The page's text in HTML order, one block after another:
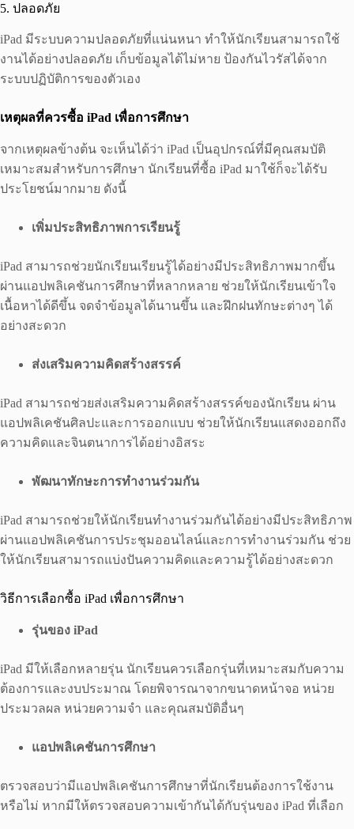
5. ปลอดภัย
iPad มีระบบความปลอดภัยที่แน่นหนา ทำให้นักเรียนสามารถใช้
งานได้อย่างปลอดภัย เก็บข้อมูลได้ไม่หาย ป้องกันไวรัสได้จาก
ระบบปฏิบัติการของตัวเอง
เหตุผลที่ควรซื้อ iPad เพื่อการศึกษา
จากเหตุผลข้างต้น จะเห็นได้ว่า iPad เป็นอุปกรณ์ที่มีคุณสมบัติ
เหมาะสมสำหรับการศึกษา นักเรียนที่ซื้อ iPad มาใช้ก็จะได้รับ
ประโยชน์มากมาย ดังนี้
เพิ่มประสิทธิภาพการเรียนรู้
iPad สามารถช่วยนักเรียนเรียนรู้ได้อย่างมีประสิทธิภาพมากขึ้น
ผ่านแอปพลิเคชันการศึกษาที่หลากหลาย ช่วยให้นักเรียนเข้าใจ
เนื้อหาได้ดีขึ้น จดจำข้อมูลได้นานขึ้น และฝึกฝนทักษะต่างๆ ได้
อย่างสะดวก
ส่งเสริมความคิดสร้างสรรค์
iPad สามารถช่วยส่งเสริมความคิดสร้างสรรค์ของนักเรียน ผ่าน
แอปพลิเคชันศิลปะและการออกแบบ ช่วยให้นักเรียนแสดงออกถึง
ความคิดและจินตนาการได้อย่างอิสระ
พัฒนาทักษะการทำงานร่วมกัน
iPad สามารถช่วยให้นักเรียนทำงานร่วมกันได้อย่างมีประสิทธิภาพ
ผ่านแอปพลิเคชันการประชุมออนไลน์และการทำงานร่วมกัน ช่วย
ให้นักเรียนสามารถแบ่งปันความคิดและความรู้ได้อย่างสะดวก
วิธีการเลือกซื้อ iPad เพื่อการศึกษา
รุ่นของ iPad
iPad มีให้เลือกหลายรุ่น นักเรียนควรเลือกรุ่นที่เหมาะสมกับความ
ต้องการและงบประมาณ โดยพิจารณาจากขนาดหน้าจอ หน่วย
ประมวลผล หน่วยความจำ และคุณสมบัติอื่นๆ
แอปพลิเคชันการศึกษา
ตรวจสอบว่ามีแอปพลิเคชันการศึกษาที่นักเรียนต้องการใช้งาน
หรือไม่ หากมีให้ตรวจสอบความเข้ากันได้กับรุ่นของ iPad ที่เลือก